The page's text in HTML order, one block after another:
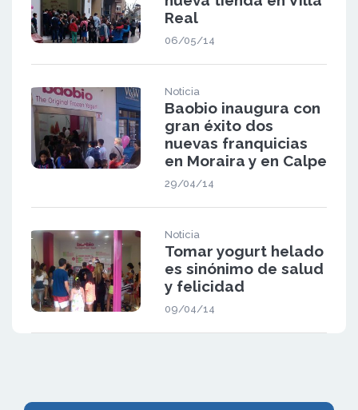
Real
06/05/14
Noticia
Baobio inaugura con
gran éxito dos
nuevas franquicias
en Moraira y en Calpe
29/04/14
Noticia
Tomar yogurt helado
es sinónimo de salud
y felicidad
09/04/14